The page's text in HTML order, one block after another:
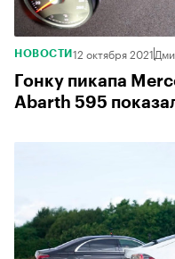
НОВОСТИ 12 октября 2021
Гонку пикапа
Abarth 595